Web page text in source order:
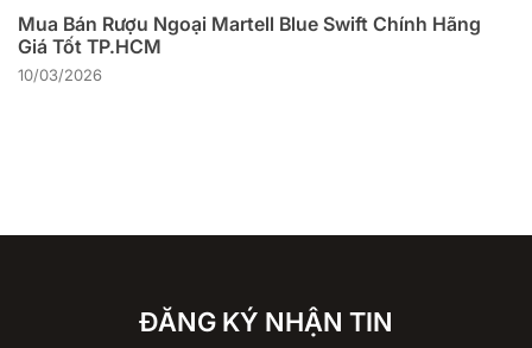
Mua Bán Rượu Ngoại Martell Blue Swift Chính Hãng
Giá Tốt TP.HCM
10/03/2026
ĐĂNG KÝ NHẬN TIN